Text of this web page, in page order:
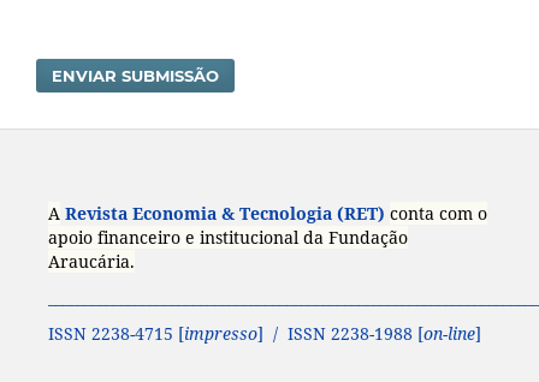
ENVIAR SUBMISSÃO
A Revista Economia & Tecnologia (RET) conta com o
apoio financeiro e institucional da Fundação
Araucária.
ISSN 2238-4715 [impresso] / ISSN 2238-1988 [on-line]